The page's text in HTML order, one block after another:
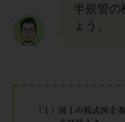
半規管の
ょう。